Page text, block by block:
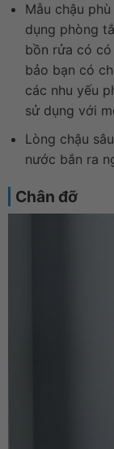
Mẫu chậu
dụng phòng
bồn rửa có
bảo bạn có
các nhu yếu
sử dụng với
Lòng chậu
nước bắn ra
Chân đỡ